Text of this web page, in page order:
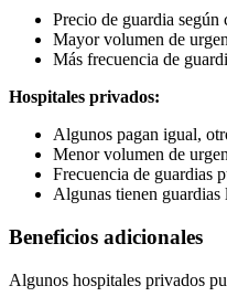
Precio de guardia
Mayor volumen de
Más frecuencia de
Hospitales privados:
Algunos pagan igual,
Menor volumen de
Frecuencia de guardias
Algunas tienen guardias
Beneficios adicionales
Algunos hospitales privados